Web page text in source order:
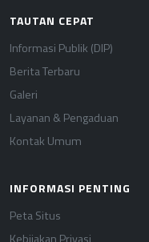
TAUTAN CEPAT
Informasi Publik (DIP)
Berita Terbaru
Galeri
Layanan & Pengaduan
Kontak Umum
INFORMASI PENTING
Peta Situs
Kebijakan Privasi